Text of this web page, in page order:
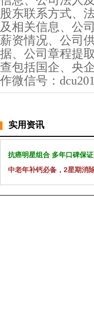
股东联系方式、
及相关信息、公
薪资情况、公司
据、公司章程提
查包括国企、央
作微信号：
实用资讯
抗癌明星组合 多年口碑保
中老年补钙必备，2星期消